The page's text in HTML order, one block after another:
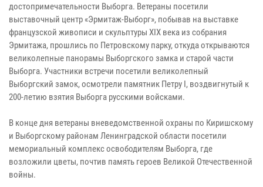
достопримечательности Выборга. Ветераны посетили
выставочный центр «Эрмитаж-Выборг», побывав на выставке
французской живописи и скульптуры XIX века из собрания
Эрмитажа, прошлись по Петровскому парку, откуда открываются
великолепные панорамы Выборгского замка и старой части
Выборга. Участники встречи посетили великолепный
Выборгский замок, осмотрели памятник Петру I, воздвигнутый к
200-летию взятия Выборга русскими войсками.
В конце дня ветераны вневедомственной охраны по Киришскому
и Выборгскому районам Ленинградской области посетили
мемориальный комплекс освободителям Выборга, где
возложили цветы, почтив память героев Великой Отечественной
войны.